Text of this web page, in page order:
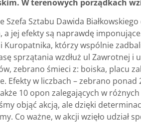
W terenowych porządkach
Szefa Sztabu Dawida
a jej efekty są naprawdę
Kuropatnika, którzy wspólnie
sprzątania wzdłuż ul Zawrotnej
zebrano śmieci z: boiska, placu
Efekty w liczbach – zebrano
10 opon zalegających w
objąć akcją, ale dzięki
Co ważne, w akcji wzięło udział